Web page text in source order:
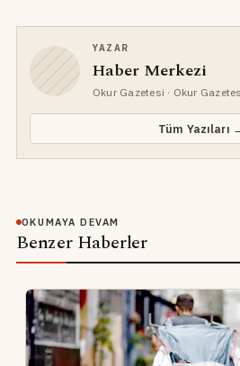
YAZAR
Haber Merkezi
Okur Gazetesi · Okur
Tüm Yazıları
OKUMAYA DEVAM
Benzer Haberler